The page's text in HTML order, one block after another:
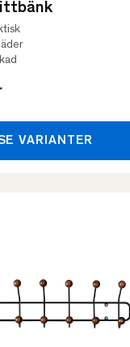
VARIANTER